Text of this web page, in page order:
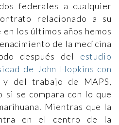
federales a cualquier
relacionado a su
los últimos años hemos
de la medicina
después del estudio
de John Hopkins con
y del trabajo de MAPS,
si se compara con lo que
Mientras que la
en el centro de la